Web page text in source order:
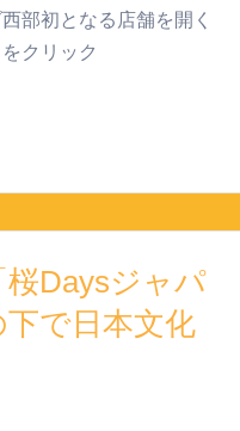
部初となる店舗を開く
クリック
Daysジャパ
で日本文化